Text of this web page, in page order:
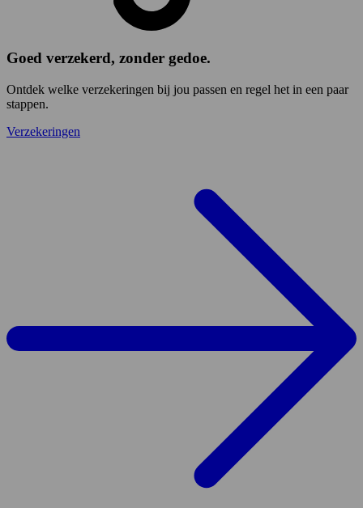
Goed verzekerd, zonder gedoe.
Ontdek welke verzekeringen bij jou passen en regel het in een paar
stappen.
Verzekeringen